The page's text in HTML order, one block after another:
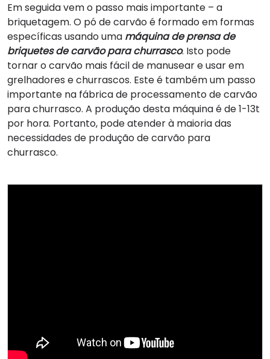
Em seguida vem o passo mais importante – a
briquetagem. O pó de carvão é formado em formas
específicas usando uma máquina de prensa de
briquetes de carvão para churrasco. Isto pode
tornar o carvão mais fácil de manusear e usar em
grelhadores e churrascos. Este é também um passo
importante na fábrica de processamento de carvão
para churrasco. A produção desta máquina é de 1-13t
por hora. Portanto, pode atender à maioria das
necessidades de produção de carvão para
churrasco.